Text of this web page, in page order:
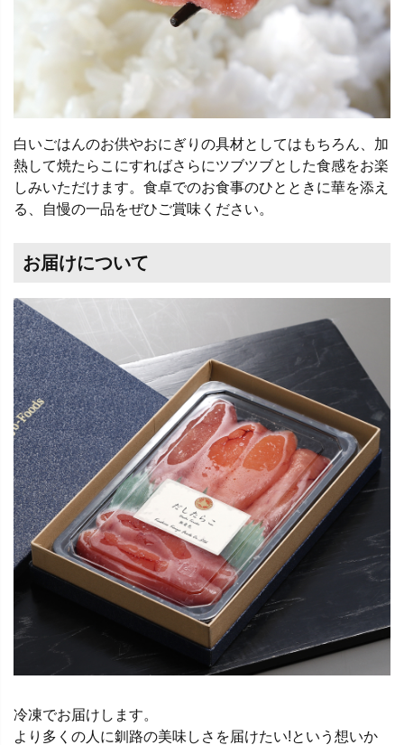
白いごはんのお供やおにぎりの具材としてはもちろん、加
熱して焼たらこにすればさらにツブツブとした食感をお楽
しみいただけます。食卓でのお食事のひとときに華を添え
る、自慢の一品をぜひご賞味ください。
お届けについて
冷凍でお届けします。
より多くの人に釧路の美味しさを届けたい!という想いか